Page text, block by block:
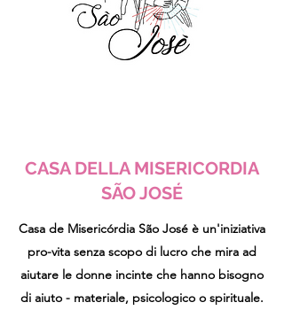
CASA DELLA MISERICORDIA
SÃO JOSÉ
Casa de Misericórdia São José è un'iniziativa
pro-vita senza scopo di lucro che mira ad
aiutare le donne incinte che hanno bisogno
di aiuto - materiale, psicologico o spirituale.